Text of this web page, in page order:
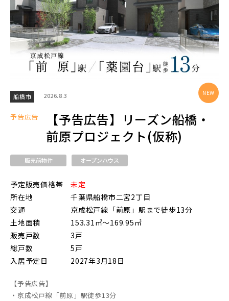
さいたま市(20)
さいたま市西区(4)
さいたま市北区(2)
さいたま市大宮区(0)
さいたま市見沼区(5)
さいたま市浦和区(0)
さいたま市緑区(1)
さいたま市岩槻区(0)
朝霞市(1)
志木市(0)
和光市(1)
桶川市(2)
久喜市(1)
富士見市(0)
白岡市(0)
北足立郡伊奈町(4)
埼玉・東部エリア(16)
船橋市 2026.8.3
予告広告
【予告広告】リーズン船橋・
前原プロジェクト(仮称)
販売前物件 オープンハウス
予定販売価格帯
未定
所在地
千葉県船橋市二宮2丁目
交通
京成松戸線「前原」駅まで徒歩13分
土地面積
153.31㎡～169.95㎡
販売戸数
3戸
総戸数
5戸
入居予定日
2027年3月18日
【予告広告】
・京成松戸線「前原」駅徒歩13分